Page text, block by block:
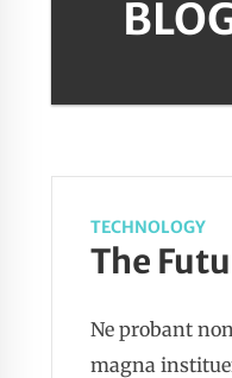
TECHNOLOGY
The
Ne probant
magna